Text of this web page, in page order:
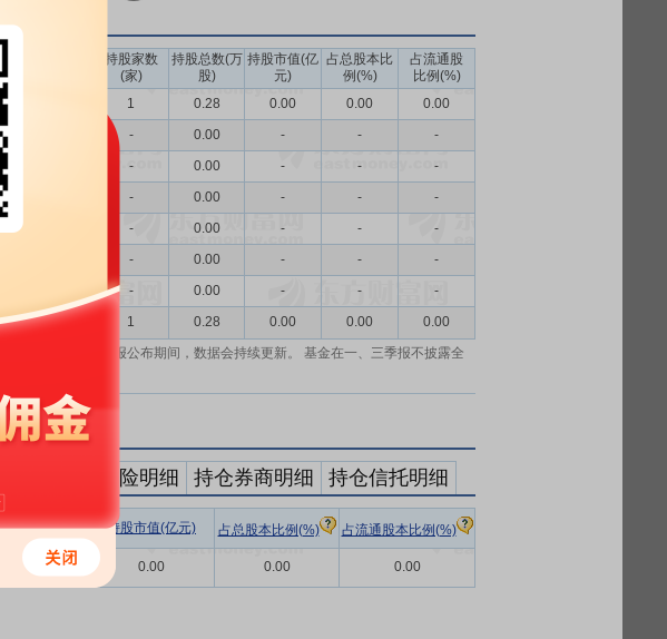
持股家数
(家)
持股总数(万
股)
持股市值(亿
元)
占总股本比
例(%)
占流通股
比例(%)
1 0.28 0.00 0.00
0.00
- 0.00 - -
-
- 0.00 - -
-
- 0.00 - -
-
- 0.00 - -
-
- 0.00 - -
-
- 0.00 - -
-
机构汇总
1 0.28 0.00 0.00
0.00
报、半年报和年报公布期间，数据会持续更新。 基金在一、三季报不披露全
持仓保险明细 持仓券商明细 持仓信托明细
总数(万股) 持股市值(亿元) 占总股本比例(%) 占流通股本比例(%)
0.28 0.00 0.00 0.00